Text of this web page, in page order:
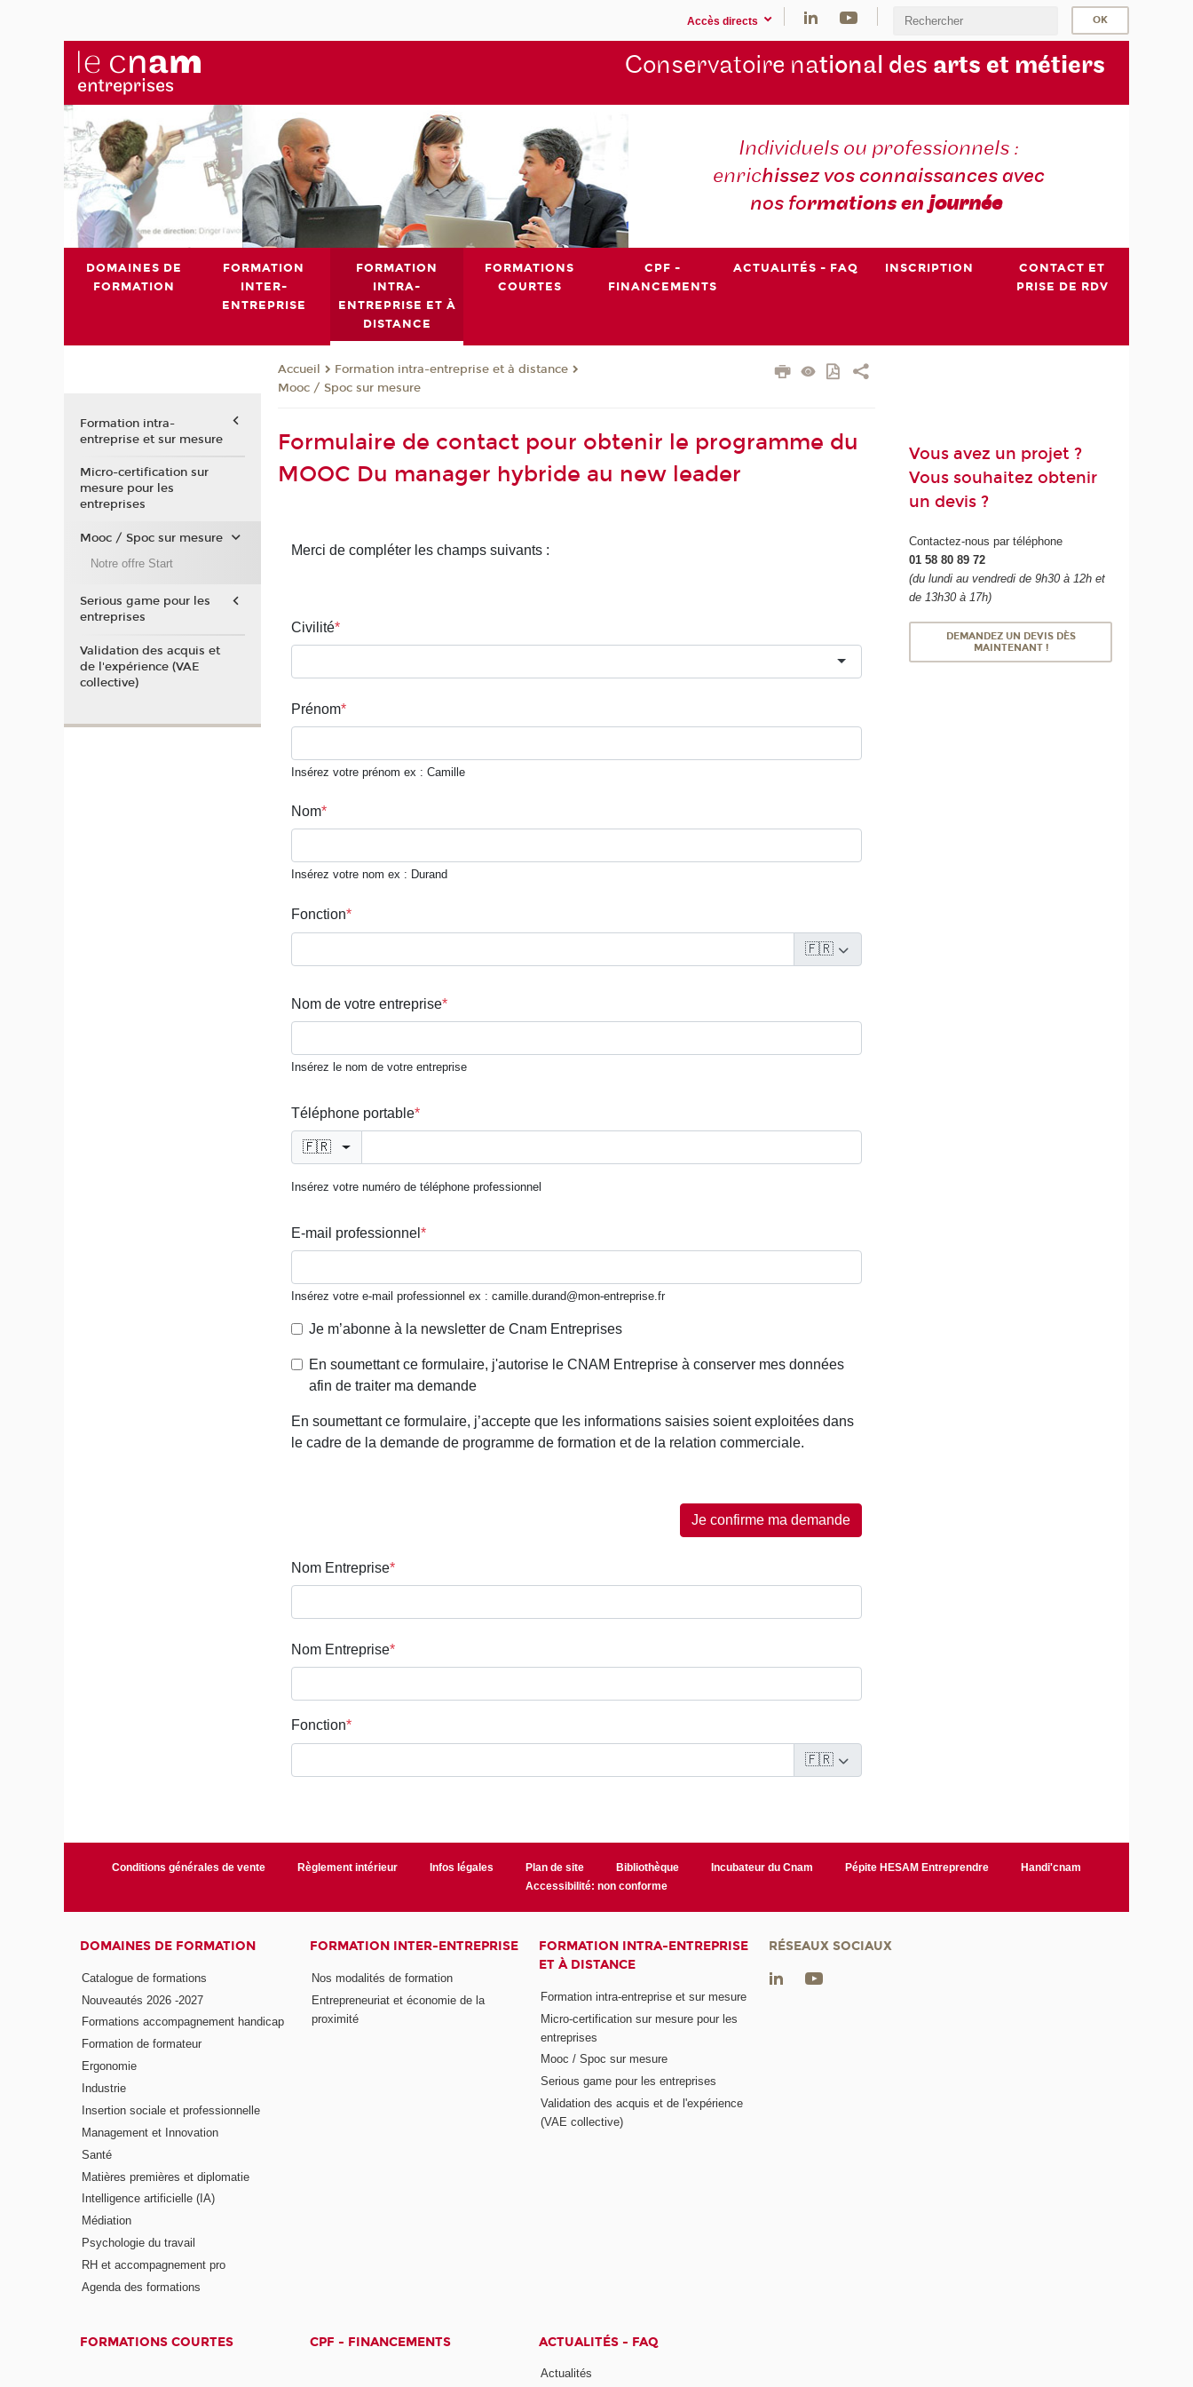
Accès directs
Conservatoire national des arts et métiers
Individuels ou professionnels :
enrichissez vos connaissances avec
nos formations enjournée
DOMAINES DE
FORMATION
FORMATION
INTER-
ENTREPRISE
FORMATION
INTRA-
ENTREPRISE ET À
DISTANCE
FORMATIONS
COURTES
CPF -
FINANCEMENTS
ACTUALITÉS - FAQ INSCRIPTION
CONTACT ET
PRISE DE RDV
Accueil
Formation intra-entreprise et à distance
Mooc / Spoc sur mesure
Formulaire de contact pour obtenir le programme du
MOOC Du manager hybride au new leader
Vous avez un projet ?
Vous souhaitez obtenir
un devis ?
Contactez-nous par téléphone
01 58 80 89 72
(du lundi au vendredi de 9h30 à 12h et
de 13h30 à 17h)
DEMANDEZ UN DEVIS DÈS
MAINTENANT !
Formation intra-
entreprise et sur mesure
Micro-certification sur
mesure pour les
entreprises
Mooc / Spoc sur mesure
Notre offre Start
Serious game pour les
entreprises
Validation des acquis et
de l'expérience (VAE
collective)
Conditions générales de vente Règlement intérieur Infos légales Plan de site Bibliothèque Incubateur du Cnam Pépite HESAM Entreprendre
Handi'cnam
Accessibilité: non conforme
DOMAINES DE FORMATION
Catalogue de formations
Nouveautés 2026 -2027
Formations accompagnement handicap
Formation de formateur
Ergonomie
Industrie
Insertion sociale et professionnelle
Management et Innovation
Santé
Matières premières et diplomatie
Intelligence artificielle (IA)
Médiation
Psychologie du travail
RH et accompagnement pro
Agenda des formations
FORMATION INTER-ENTREPRISE
Nos modalités de formation
Entrepreneuriat et économie de la
proximité
FORMATION INTRA-ENTREPRISE
ET À DISTANCE
Formation intra-entreprise et sur mesure
Micro-certification sur mesure pour les
entreprises
Mooc / Spoc sur mesure
Serious game pour les entreprises
Validation des acquis et de l'expérience
(VAE collective)
FORMATIONS COURTES CPF - FINANCEMENTS ACTUALITÉS - FAQ
Actualités
RÉSEAUX SOCIAUX